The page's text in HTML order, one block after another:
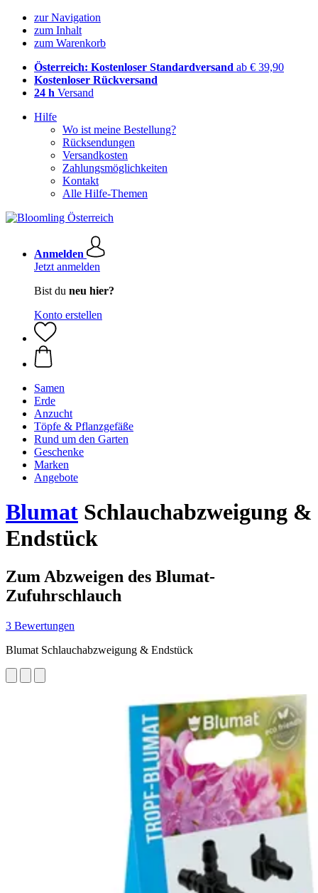
zur Navigation
zum Inhalt
zum Warenkorb
Österreich: Kostenloser Standardversand ab € 39,90
Kostenloser Rückversand
24 h Versand
Hilfe
Wo ist meine Bestellung?
Rücksendungen
Versandkosten
Zahlungsmöglichkeiten
Kontakt
Alle Hilfe-Themen
Anmelden
Jetzt anmelden
Bist du neu hier?
Konto erstellen
Samen
Erde
Anzucht
Töpfe & Pflanzgefäße
Rund um den Garten
Geschenke
Marken
Angebote
Blumat Schlauchabzweigung &
Endstück
Zum Abzweigen des Blumat-
Zufuhrschlauch
3 Bewertungen
Blumat Schlauchabzweigung & Endstück